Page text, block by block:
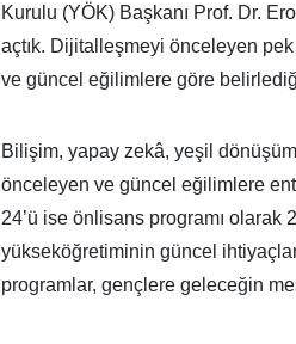
Kurulu (YÖK) Başkanı Prof. Dr.
açtık. Dijitalleşmeyi önceleyen
ve güncel eğilimlere göre
Bilişim, yapay zekâ, yeşil
önceleyen ve güncel eğilimlere
24’ü ise önlisans programı
yükseköğretiminin güncel
programlar, gençlere geleceğin